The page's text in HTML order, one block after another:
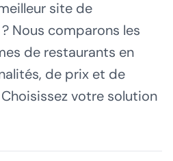
site de
Nous comparons les
de restaurants en
de prix et de
votre solution